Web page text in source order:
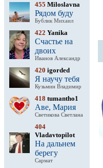
455 Miloslavna
Рядом буду
Бублик Михаил
422 Yanika
Счастье на
двоих
Иванов Александр
420 igorded
Я научу тебя
Кузьмин Владимир
418 tumantho1
Аве, Мария
Светикова Светлана
404
Vladavtopilot
На дальнем
берегу
Сармат